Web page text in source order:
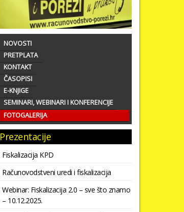
NOVOSTI
PRETPLATA
KONTAKT
ČASOPISI
E-KNJIGE
SEMINARI, WEBINARI I KONFERENCIJE
FOTOGALERIJA
Prezentacije
Fiskalizacija KPD
Računovodstveni uredi i fiskalizacija
Webinar: Fiskalizacija 2.0 – sve što znamo
– 10.12.2025.